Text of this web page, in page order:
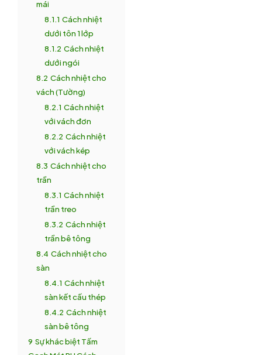
mái
8.1.1 Cách nhiệt
dưới tôn 1 lớp
8.1.2 Cách nhiệt
dưới ngói
8.2 Cách nhiệt cho
vách (Tường)
8.2.1 Cách nhiệt
với vách đơn
8.2.2 Cách nhiệt
với vách kép
8.3 Cách nhiệt cho
trần
8.3.1 Cách nhiệt
trần treo
8.3.2 Cách nhiệt
trần bê tông
8.4 Cách nhiệt cho
sàn
8.4.1 Cách nhiệt
sàn kết cấu thép
8.4.2 Cách nhiệt
sàn bê tông
9 Sự khác biệt Tấm